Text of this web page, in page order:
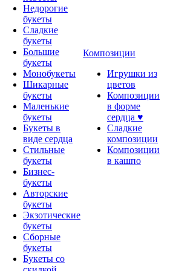
Недорогие
букеты
Сладкие
букеты
Большие
букеты
Монобукеты
Шикарные
букеты
Маленькие
букеты
Букеты в
виде сердца
Стильные
букеты
Бизнес-
букеты
Авторские
букеты
Экзотические
букеты
Сборные
букеты
Букеты со
Композиции
Игрушки из
цветов
Композиции
в форме
сердца ♥
Сладкие
композиции
Композиции
в кашпо